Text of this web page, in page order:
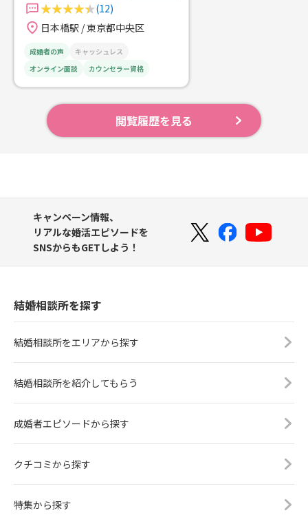
(12)
日本橋駅 / 東京都中央区
成婚者の声
キャッシュレス
オンライン面談
カウンセラー資格
閲覧履歴を見る
キャンペーン情報、
リアルな婚活エピソードを
SNSからもGETしよう！
結婚相談所を探す
結婚相談所をエリアから探す
結婚相談所を紹介してもらう
成婚者エピソードから探す
クチコミから探す
特集から探す